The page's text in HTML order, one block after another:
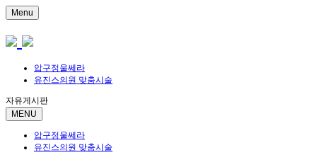
Menu
압구정울쎄라
유진스의원 맞춤시술
자유게시판
MENU
압구정울쎄라
유진스의원 맞춤시술